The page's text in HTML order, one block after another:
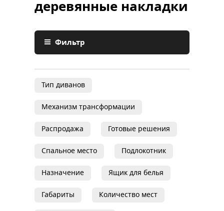
деревянные накладки
Фильтр
Тип диванов
Механизм трансформации
Распродажа Готовые решения
Спальное место Подлокотник
Назначение Ящик для белья
Габариты Количество мест